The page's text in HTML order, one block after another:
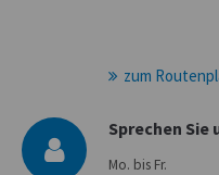
zum
Sprechen Sie
Mo. bis Fr.